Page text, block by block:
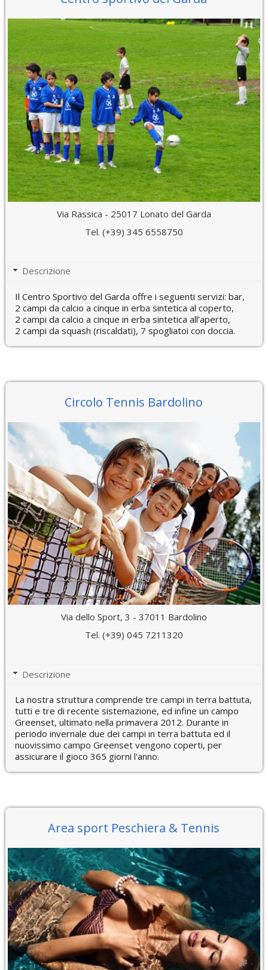
Via Rassica - 25017 Lonato del Garda
Tel. (+39) 345 6558750
Descrizione
Il Centro Sportivo del Garda offre i seguenti servizi: bar,
2 campi da calcio a cinque in erba sintetica al coperto,
2 campi da calcio a cinque in erba sintetica all’aperto,
2 campi da squash (riscaldati), 7 spogliatoi con doccia.
Circolo Tennis Bardolino
Via dello Sport, 3 - 37011 Bardolino
Tel. (+39) 045 7211320
Descrizione
La nostra struttura comprende tre campi in terra battuta,
tutti e tre di recente sistemazione, ed infine un campo
Greenset, ultimato nella primavera 2012. Durante in
periodo invernale due dei campi in terra battuta ed il
nuovissimo campo Greenset vengono coperti, per
assicurare il gioco 365 giorni l'anno.
Area sport Peschiera & Tennis